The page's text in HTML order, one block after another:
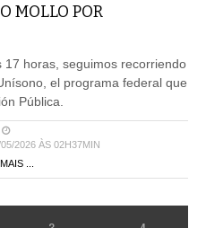
MOLLO POR
horas, seguimos recorriendo
el programa federal que
Pública.
2026 ÀS 02H37MIN
...